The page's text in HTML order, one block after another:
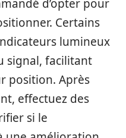
d’opter pour
Certains
lumineux
signal, facilitant
position. Après
effectuez des
si le